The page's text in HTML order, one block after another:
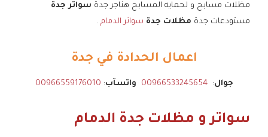
مظلات مسابح و لحمايه المسابح هناجر جدة سواتر جدة
مستودعات جدة مظلات جدة سواتر الدمام .
اعمال الحدادة في جدة
جوال:
00966533245654 واتسآب:
00966559176010
سواتر و مظلات جدة الدمام